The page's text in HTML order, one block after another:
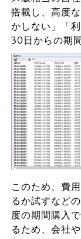
搭載し、高度
かしない」「
30日からの期
このため、費
るか試すなど
度の期間購入
るため、会社